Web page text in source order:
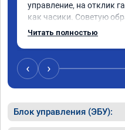
управление, на отклик
как часики. Советую
возникли проблемы с
Читать полностью
‹ ›
Блок управления (ЭБУ):